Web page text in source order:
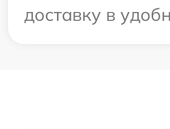
доставку в